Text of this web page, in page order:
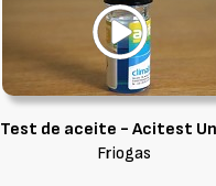
Test de aceite - Acitest
Friogas